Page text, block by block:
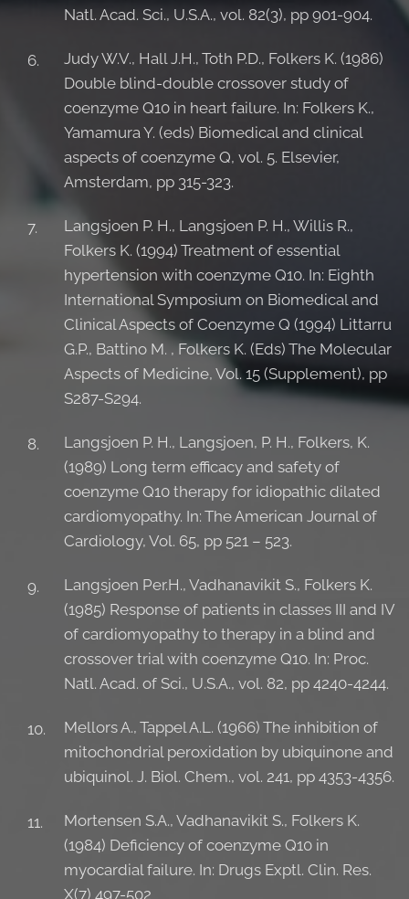
Natl. Acad. Sci., U.S.A., vol. 82(3), pp 901-904.
Judy W.V., Hall J.H., Toth P.D., Folkers K. (1986)
Double blind-double crossover study of
coenzyme Q10 in heart failure. In: Folkers K.,
Yamamura Y. (eds) Biomedical and clinical
aspects of coenzyme Q, vol. 5. Elsevier,
Amsterdam, pp 315-323.
Langsjoen P. H., Langsjoen P. H., Willis R.,
Folkers K. (1994) Treatment of essential
hypertension with coenzyme Q10. In: Eighth
International Symposium on Biomedical and
Clinical Aspects of Coenzyme Q (1994) Littarru
G.P., Battino M. , Folkers K. (Eds) The Molecular
Aspects of Medicine, Vol. 15 (Supplement), pp
S287-S294.
Langsjoen P. H., Langsjoen, P. H., Folkers, K.
(1989) Long term efficacy and safety of
coenzyme Q10 therapy for idiopathic dilated
cardiomyopathy. In: The American Journal of
Cardiology, Vol. 65, pp 521 – 523.
Langsjoen Per.H., Vadhanavikit S., Folkers K.
(1985) Response of patients in classes III and IV
of cardiomyopathy to therapy in a blind and
crossover trial with coenzyme Q10. In: Proc.
Natl. Acad. of Sci., U.S.A., vol. 82, pp 4240-4244.
Mellors A., Tappel A.L. (1966) The inhibition of
mitochondrial peroxidation by ubiquinone and
ubiquinol. J. Biol. Chem., vol. 241, pp 4353-4356.
Mortensen S.A., Vadhanavikit S., Folkers K.
(1984) Deficiency of coenzyme Q10 in
myocardial failure. In: Drugs Exptl. Clin. Res.
X(7) 497-502